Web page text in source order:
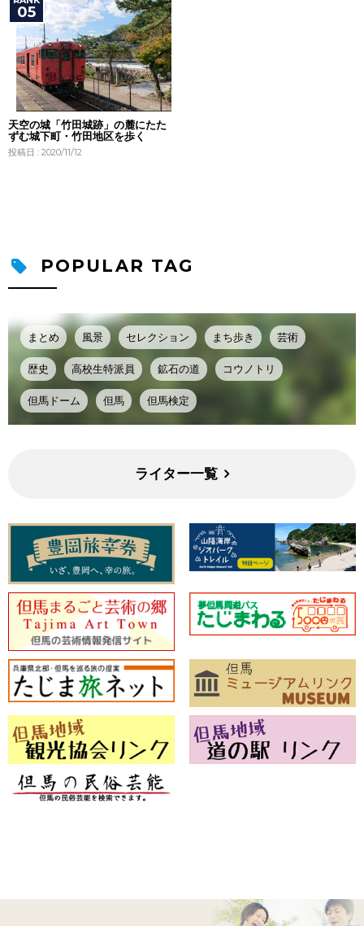
天空の城「竹田城跡」の麓にたた
ずむ城下町・竹田地区を歩く
投稿日 : 2020/11/12
POPULAR TAG
まとめ 風景 セレクション まち歩き 芸術
歴史 高校生特派員 鉱石の道 コウノトリ
但馬ドーム 但馬 但馬検定
ライター一覧